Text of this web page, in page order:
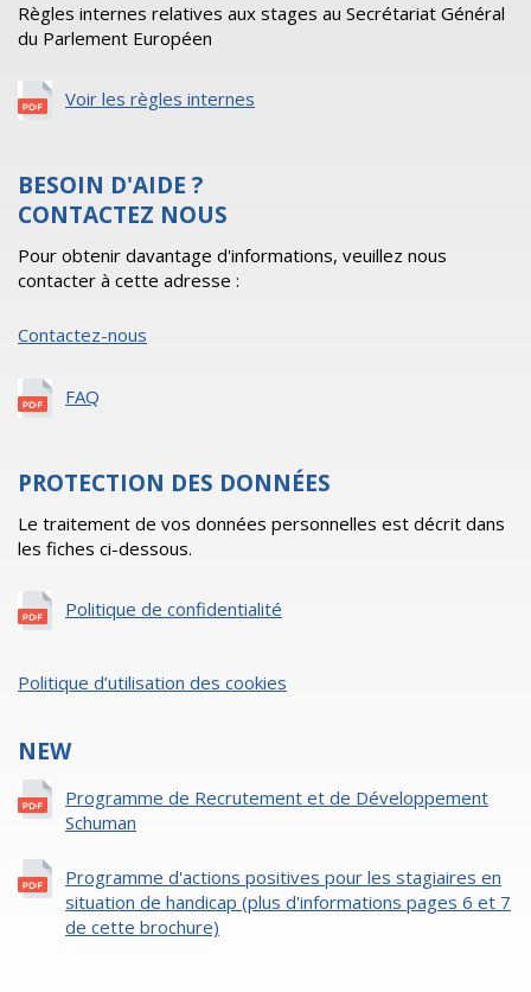
Règles internes relatives aux stages au Secrétariat Général
du Parlement Européen
Voir les règles internes
BESOIN D'AIDE ?
CONTACTEZ NOUS
Pour obtenir davantage d'informations, veuillez nous
contacter à cette adresse :
Contactez-nous
FAQ
PROTECTION DES DONNÉES
Le traitement de vos données personnelles est décrit dans
les fiches ci-dessous.
Politique de confidentialité
Politique d’utilisation des cookies
NEW
Programme de Recrutement et de Développement
Schuman
Programme d'actions positives pour les stagiaires en
situation de handicap (plus d'informations pages 6 et 7
de cette brochure)